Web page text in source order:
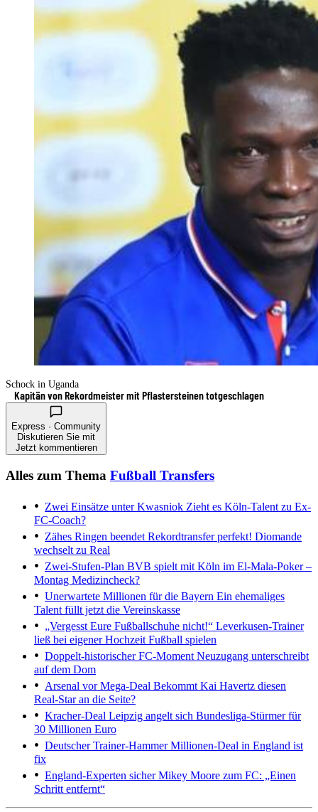
Schock in Uganda
Kapitän von Rekordmeister mit Pflastersteinen totgeschlagen
Express · Community
Diskutieren Sie mit
Jetzt kommentieren
Alles zum Thema Fußball Transfers
Zwei Einsätze unter Kwasniok Zieht es Köln-Talent zu Ex-
FC-Coach?
Zähes Ringen beendet Rekordtransfer perfekt! Diomande
wechselt zu Real
Zwei-Stufen-Plan BVB spielt mit Köln im El-Mala-Poker –
Montag Medizincheck?
Unerwartete Millionen für die Bayern Ein ehemaliges
Talent füllt jetzt die Vereinskasse
„Vergesst Eure Fußballschuhe nicht!“ Leverkusen-Trainer
ließ bei eigener Hochzeit Fußball spielen
Doppelt-historischer FC-Moment Neuzugang unterschreibt
auf dem Dom
Arsenal vor Mega-Deal Bekommt Kai Havertz diesen
Real-Star an die Seite?
Kracher-Deal Leipzig angelt sich Bundesliga-Stürmer für
30 Millionen Euro
Deutscher Trainer-HammerMillionen-Deal in England ist
fix
England-Experten sicherMikey Moore zum FC: „Einen
Schritt entfernt“